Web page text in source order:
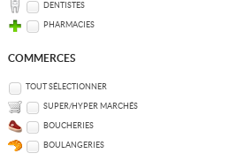
DENTISTES
PHARMACIES
COMMERCES
TOUT SÉLECTIONNER
SUPER/HYPER MARCHÉS
BOUCHERIES
BOULANGERIES